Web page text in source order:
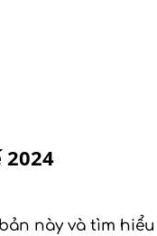
này và tìm